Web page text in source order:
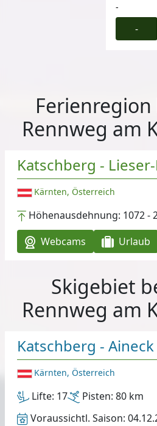
-
-
Rennweg am
Katschberg -
Kärnten, Österreich
Höhenausdehnung: 1072 -
Webcams
Urlaub
Skigebiet
Rennweg am
Katschberg - Aineck
Kärnten, Österreich
Lifte: 17 Pisten: 80 km
Voraussichtl. Saison: